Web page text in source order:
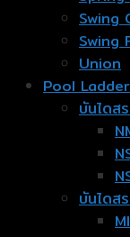
Swing
Swing
Union
Pool Ladder
บันไดส
บันไดส